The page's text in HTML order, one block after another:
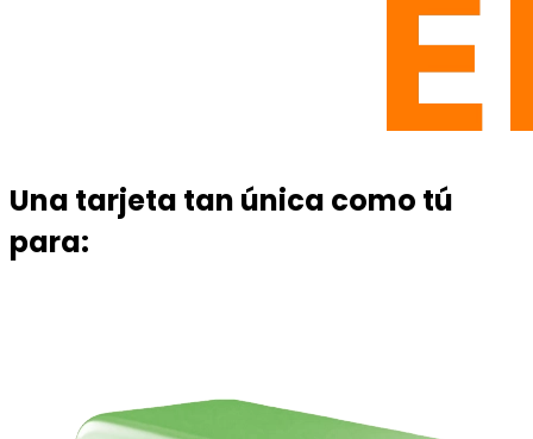
Una tarjeta tan única como tú
para: